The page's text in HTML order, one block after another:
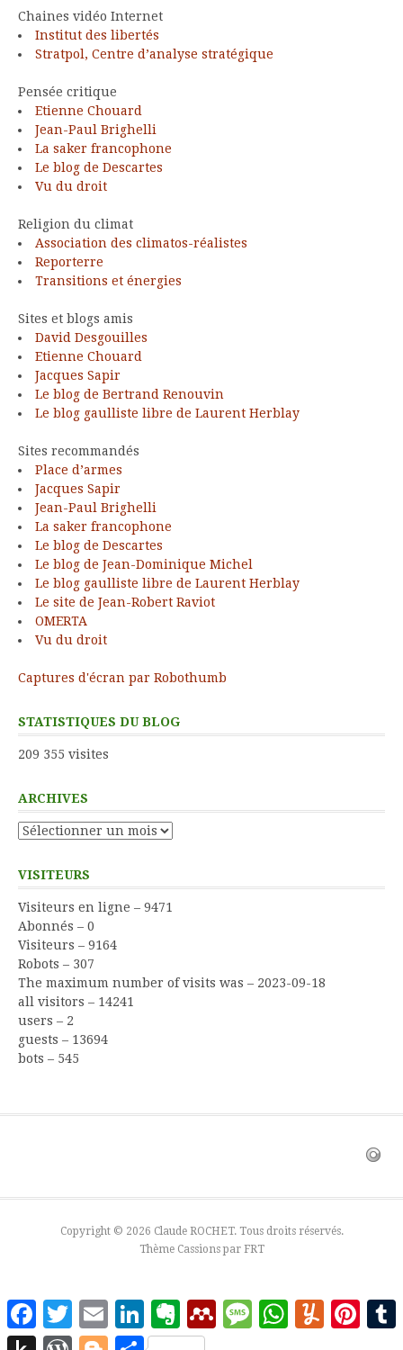
Chaines vidéo Internet
Institut des libertés
Stratpol, Centre d’analyse stratégique
Pensée critique
Etienne Chouard
Jean-Paul Brighelli
La saker francophone
Le blog de Descartes
Vu du droit
Religion du climat
Association des climatos-réalistes
Reporterre
Transitions et énergies
Sites et blogs amis
David Desgouilles
Etienne Chouard
Jacques Sapir
Le blog de Bertrand Renouvin
Le blog gaulliste libre de Laurent Herblay
Sites recommandés
Place d’armes
Jacques Sapir
Jean-Paul Brighelli
La saker francophone
Le blog de Descartes
Le blog de Jean-Dominique Michel
Le blog gaulliste libre de Laurent Herblay
Le site de Jean-Robert Raviot
OMERTA
Vu du droit
Captures d'écran par Robothumb
STATISTIQUES DU BLOG
209 355 visites
ARCHIVES
Archives
VISITEURS
Visiteurs en ligne – 9471
Abonnés – 0
Visiteurs – 9164
Robots – 307
The maximum number of visits was – 2023-09-18
all visitors – 14241
users – 2
guests – 13694
bots – 545
Copyright © 2026 Claude ROCHET. Tous droits réservés.
Thème Cassions par FRT
FacebookTwitterEmail LinkedInEvernoteMendeleyMessageWhatsAppYummly
Push WordPress
BloggerPartager